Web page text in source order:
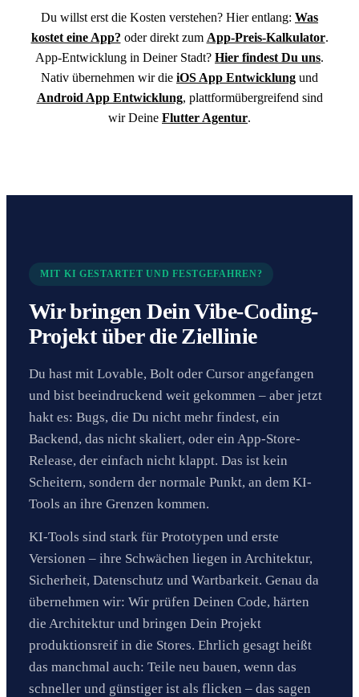
Du willst erst die Kosten verstehen? Hier entlang: Was
kostet eine App? oder direkt zum App-Preis-Kalkulator.
App-Entwicklung in Deiner Stadt? Hier findest Du uns.
Nativ übernehmen wir die iOS App Entwicklung und
Android App Entwicklung, plattformübergreifend sind
wir Deine Flutter Agentur.
MIT KI GESTARTET UND FESTGEFAHREN?
Wir bringen Dein Vibe-Coding-
Projekt über die Ziellinie
Du hast mit Lovable, Bolt oder Cursor angefangen
und bist beeindruckend weit gekommen – aber jetzt
hakt es: Bugs, die Du nicht mehr findest, ein
Backend, das nicht skaliert, oder ein App-Store-
Release, der einfach nicht klappt. Das ist kein
Scheitern, sondern der normale Punkt, an dem KI-
Tools an ihre Grenzen kommen.
KI-Tools sind stark für Prototypen und erste
Versionen – ihre Schwächen liegen in Architektur,
Sicherheit, Datenschutz und Wartbarkeit. Genau da
übernehmen wir: Wir prüfen Deinen Code, härten
die Architektur und bringen Dein Projekt
produktionsreif in die Stores. Ehrlich gesagt heißt
das manchmal auch: Teile neu bauen, wenn das
schneller und günstiger ist als flicken – das sagen